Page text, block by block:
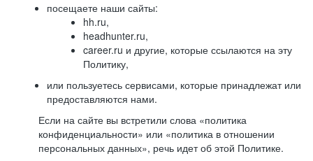
посещаете наши сайты:
hh.ru,
headhunter.ru,
career.ru и другие, которые ссылаются на эту
Политику,
или пользуетесь сервисами, которые принадлежат или
предоставляются нами.
Если на сайте вы встретили слова «политика
конфиденциальности» или «политика в отношении
персональных данных», речь идет об этой Политике.